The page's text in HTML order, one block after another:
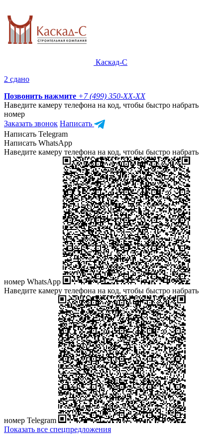
Каскад-С
2 сдано
Позвонить нажмите +7 (499) 350-XX-XX
Наведите камеру телефона на код, чтобы быстро набрать
номер
Заказать звонок Написать
Написать Telegram
Написать WhatsApp
Наведите камеру телефона на код, чтобы быстро набрать
номер WhatsApp
Наведите камеру телефона на код, чтобы быстро набрать
номер Telegram
Показать все спецпредложения